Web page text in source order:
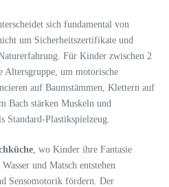
sich fundamental von
um Sicherheitszertifikate und
Für Kinder zwischen 2
Altersgruppe, um motorische
auf Baumstämmen, Klettern auf
Bach stärken Muskeln und
Standard-Plastikspielzeug.
, wo Kinder ihre Fantasie
und Matsch entstehen
Sensomotorik fördern. Der